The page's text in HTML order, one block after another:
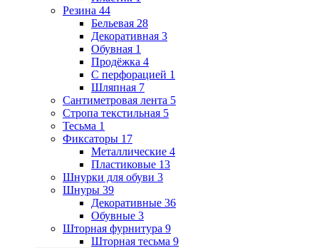
Резина 44
Бельевая 28
Декоративная 3
Обувная 1
Продёжка 4
С перфорацией 1
Шляпная 7
Сантиметровая лента 5
Стропа текстильная 5
Тесьма 1
Фиксаторы 17
Металлические 4
Пластиковые 13
Шнурки для обуви 3
Шнуры 39
Декоративные 36
Обувные 3
Шторная фурнитура 9
Шторная тесьма 9